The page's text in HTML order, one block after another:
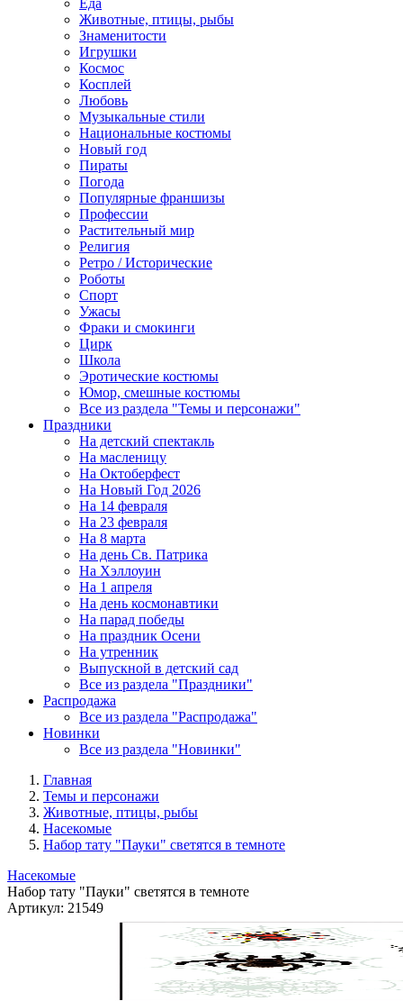
Еда
Животные, птицы, рыбы
Знаменитости
Игрушки
Космос
Косплей
Любовь
Музыкальные стили
Национальные костюмы
Новый год
Пираты
Погода
Популярные франшизы
Профессии
Растительный мир
Религия
Ретро / Исторические
Роботы
Спорт
Ужасы
Фраки и смокинги
Цирк
Школа
Эротические костюмы
Юмор, смешные костюмы
Все из раздела "Темы и персонажи"
Праздники
На детский спектакль
На масленицу
На Октоберфест
На Новый Год 2026
На 14 февраля
На 23 февраля
На 8 марта
На день Св. Патрика
На Хэллоуин
На 1 апреля
На день космонавтики
На парад победы
На праздник Осени
На утренник
Выпускной в детский сад
Все из раздела "Праздники"
Распродажа
Все из раздела "Распродажа"
Новинки
Все из раздела "Новинки"
Главная
Темы и персонажи
Животные, птицы, рыбы
Насекомые
Набор тату "Пауки" светятся в темноте
Насекомые
Набор тату "Пауки" светятся в темноте
Артикул: 21549